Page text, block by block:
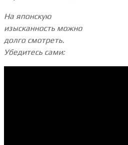
На японскую
изысканность можно
долго смотреть.
Убедитесь сами: